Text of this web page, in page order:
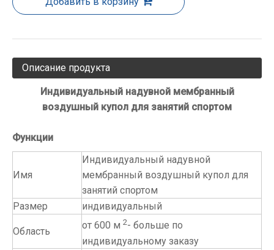
Описание продукта
Индивидуальный надувной мембранный
воздушный купол для занятий спортом
Функции
Имя
Индивидуальный надувной
мембранный воздушный купол для
занятий спортом
Размер
индивидуальный
Область
от 600 м 2- больше по
индивидуальному заказу